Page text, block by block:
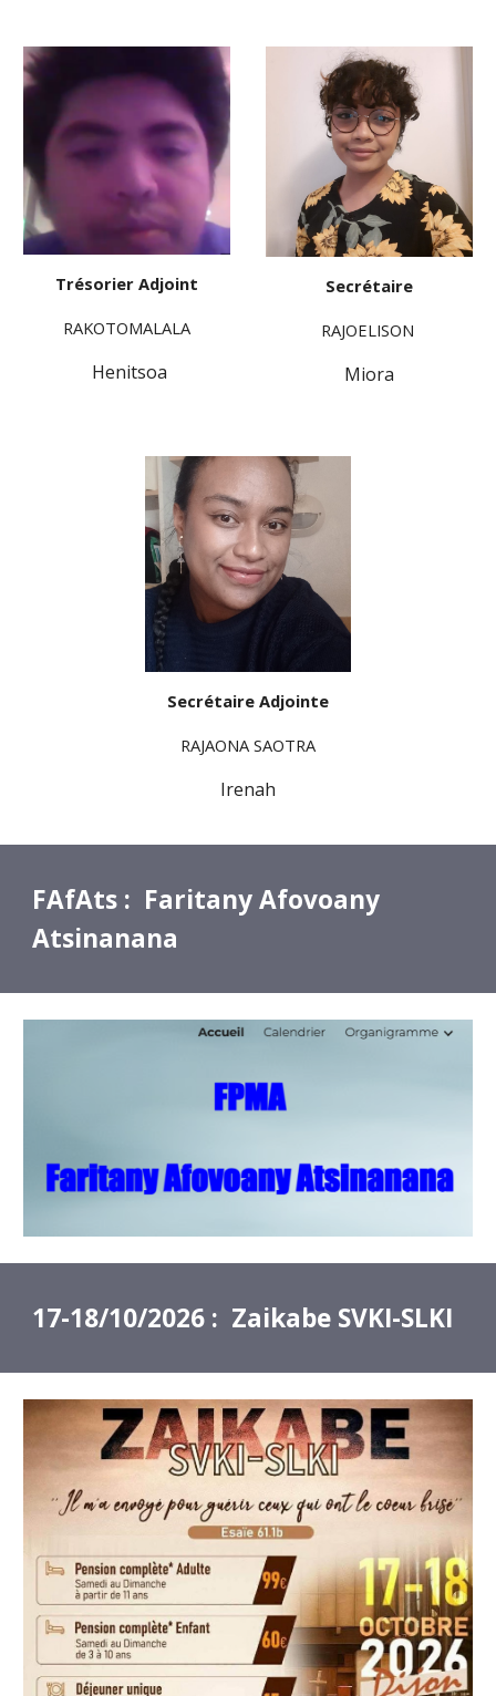
Trésorier Adjoint
RAKOTOMALALA
Henitsoa
Secrétaire
RAJOELISON
Miora
Secrétaire Adjointe
RAJAONA SAOTRA
Irenah
FAfAts : Faritany Afovoany
Atsinanana
17-18/10/2026 : Zaikabe SVKI-SLKI